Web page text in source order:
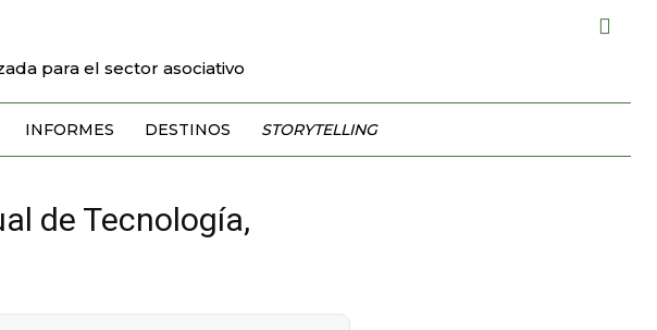
para el sector asociativo
INFORMES DESTINOS STORYTELLING
de Tecnología,